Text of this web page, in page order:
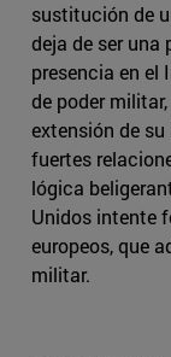
sustitución de
deja de ser una
presencia en el
de poder
extensión de
fuertes
lógica
Unidos intente
europeos, que
militar.